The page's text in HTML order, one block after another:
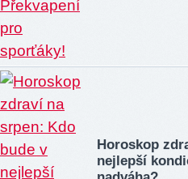
Horoskop
nejlepší